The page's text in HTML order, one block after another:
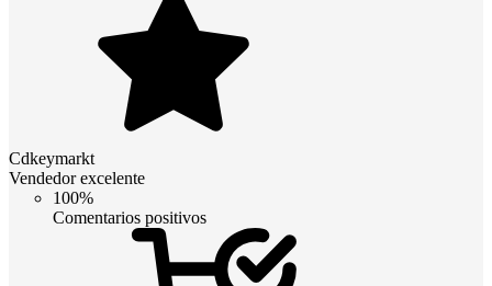
Cdkeymarkt
Vendedor excelente
100%
Comentarios positivos